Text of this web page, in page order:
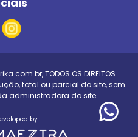
, TODOS OS DIREITOS
total ou parcial do site, sem
administradora do site.
by